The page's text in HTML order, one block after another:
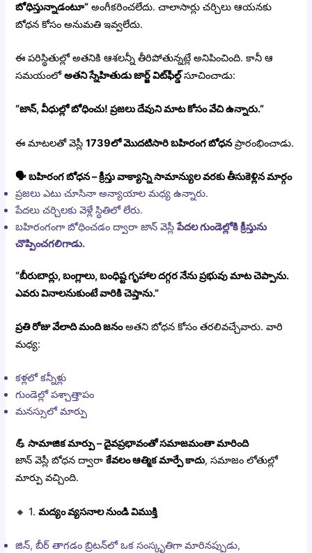
బోధిస్తున్నాడంటూ” అంగీకరించలేదు. చాలాసార్లు చర్చిలు ఆయనకు
బోధన కోసం అనుమతి ఇవ్వలేదు.
ఈ పరిస్థితుల్లో అతనికి ఆశలన్నీ తీరిపోతున్నట్లే అనిపించింది. కానీ ఆ
సమయంలోఅతని స్నేహితుడు జార్జ్ విట్‌ఫీల్డ్సూచించాడు:
“జాన్, వీధుల్లో బోధించు! ప్రజలు దేవుని మాట కోసం వేచి ఉన్నారు.”
ఈ మాటలతో వెస్లీ1739లో మొదటిసారి బహిరంగ బోధనప్రారంభించాడు.
🗣️బహిరంగ బోధన – క్రీస్తు వాక్యాన్ని సామాన్యుల వరకు తీసుకెళ్లిన మార్గం
ప్రజలు ఎటు చూసినా అన్యాయాల మధ్య ఉన్నారు.
పేదలు చర్చిలకు వెళ్లే స్థితిలో లేరు.
బహిరంగంగా బోధించడం ద్వారా జాన్ వెస్లీపేదల గుండెల్లోకి క్రీస్తును
చొప్పించగలిగాడు.
“బీరుబార్లు, బంగ్లాలు, బంధిష్ట గృహాల దగ్గర నేను ప్రభువు మాట చెప్పాను.
ఎవరు వినాలనుకుంటే వారికి చెప్తాను.”
ప్రతి రోజు వేలాది మంది జనంఅతని బోధన కోసం తరలివచ్చేవారు. వారి
మధ్య:
కళ్లలో కన్నీళ్లు
గుండెల్లో పశ్చాత్తాపం
మనస్సులో మార్పు
💪సామాజిక మార్పు – దైవప్రభావంతో సమాజమంతా మారింది
జాన్ వెస్లీ బోధన ద్వారాకేవలం ఆత్మిక మార్పే కాదు, సమాజం లోతుల్లో
మార్పు వచ్చింది.
🔸 1.మద్యం వ్యసనాల నుండి విముక్తి
జిన్, బీర్ తాగడం బ్రిటన్‌లో ఒక సంస్కృతిగా మారినప్పుడు,